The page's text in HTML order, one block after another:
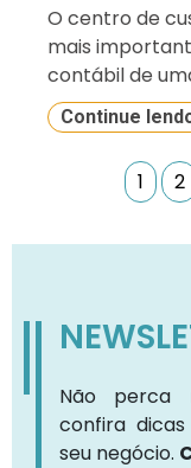
O centro de
mais
contábil de
Continue
1 2
Não perca
confira
seu negócio.